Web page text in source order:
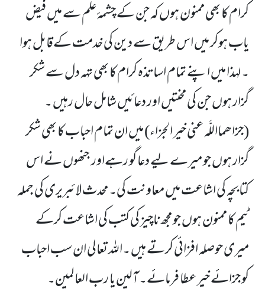
کرام کا بھی ممنون ہوں کہ جن کے چشمۂ علم سے میں فیض
یاب ہوکر میں اس طریق سے دین کی خدمت کےقابل ہوا
۔لہذا میں اپنے تمام اساتذہ کرام کا بھی تہہ دل سے شکر
گزار ہوں جن کی محنتیں اور دعائیں شامل حال رہیں ۔
(جزاھمااللَّہ عنی خیر الجزاء)میں ان تمام احباب کا بھی شکر
گزار ہوں جو میرے لیے دعا گو رہےاور جنھوں نے اس
کتابچہ کی اشاعت میں معاونت کی۔محدث لائبریری کی جملہ
ٹیم کا ممنون ہوں جو مجھ ناچیز کی کتب کی اشاعت کرکے
میری حوصلہ افزائی کرتے ہیں ۔اللہ تعالی ان سب احباب
کو جزائے خیر عطا فرمائے۔ آلین یا رب العالمین۔